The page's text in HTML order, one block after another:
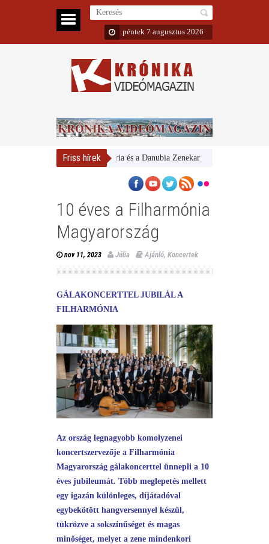
péntek 7 augusztus 2026
Friss hírek
Magyar Nemzeti Galéria és a Danubia Zenekar Bemutatta 2024/25-
10 éves a Filharmónia
Magyarország
nov 11, 2023 Júlia Ajánló, Koncertek
GÁLAKONCERTTEL JUBILÁL A
FILHARMÓNIA
Az ország legnagyobb komolyzenei
koncertszervezője a Filharmónia
Magyarország gálakoncerttel ünnepli a 10
éves jubileumát. Több meglepetés mellett
egy igazán különleges, díjátadóval
egybekötött hangversennyel készül,
tükrözve a sokszínűséget és magas
minőséget, melyet a zene mindenkori